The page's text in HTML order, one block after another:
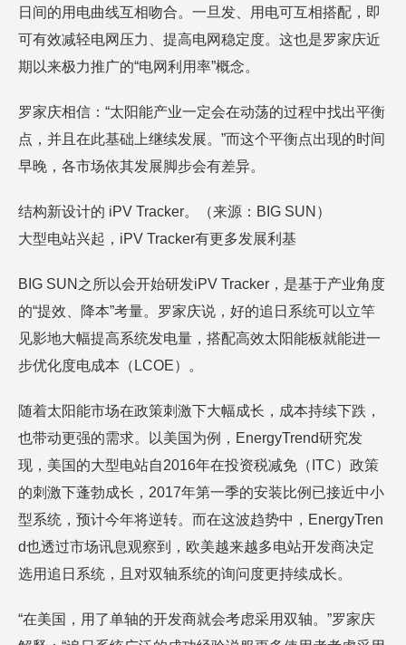
日间的用电曲线互相吻合。一旦发、用电可互相搭配，即
可有效减轻电网压力、提高电网稳定度。这也是罗家庆近
期以来极力推广的“电网利用率”概念。
罗家庆相信：“太阳能产业一定会在动荡的过程中找出平衡
点，并且在此基础上继续发展。”而这个平衡点出现的时间
早晚，各市场依其发展脚步会有差异。
结构新设计的 iPV Tracker。（来源：BIG SUN）
大型电站兴起，iPV Tracker有更多发展利基
BIG SUN之所以会开始研发iPV Tracker，是基于产业角度
的“提效、降本”考量。罗家庆说，好的追日系统可以立竿
见影地大幅提高系统发电量，搭配高效太阳能板就能进一
步优化度电成本（LCOE）。
随着太阳能市场在政策刺激下大幅成长，成本持续下跌，
也带动更强的需求。以美国为例，EnergyTrend研究发
现，美国的大型电站自2016年在投资税减免（ITC）政策
的刺激下蓬勃成长，2017年第一季的安装比例已接近中小
型系统，预计今年将逆转。而在这波趋势中，EnergyTren
d也透过市场讯息观察到，欧美越来越多电站开发商决定
选用追日系统，且对双轴系统的询问度更持续成长。
“在美国，用了单轴的开发商就会考虑采用双轴。”罗家庆